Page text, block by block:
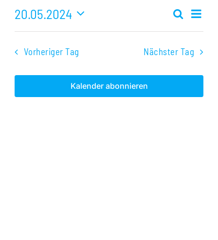
Mai
und
Suche
Tag
20.05.2024
Datum
Vorheriger Tag Nächster Tag
Kalender abonnieren